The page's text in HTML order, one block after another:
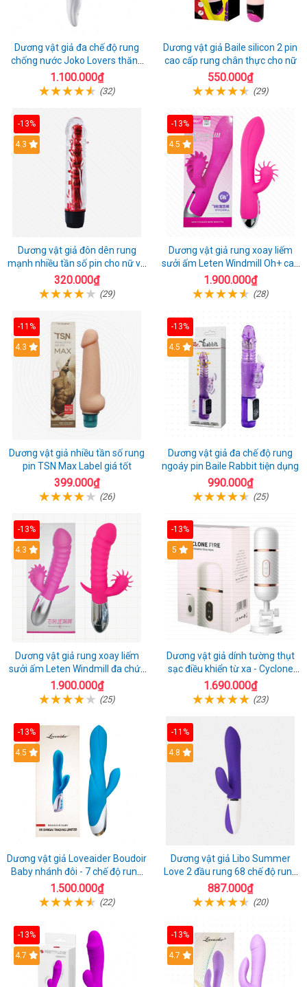
Dương vật giả đa chế độ rung
chống nước Joko Lovers thăng
hoa
1.100.000₫
(32)
Dương vật giả Baile silicon 2 pin
cao cấp rung chân thực cho nữ
550.000₫
(29)
-13%
4.3
Dương vật giả đôn dên rung
mạnh nhiều tần số pin cho nữ và
cặp đôi
320.000₫
(29)
-13%
4.5
Dương vật giả rung xoay liếm
sưởi ấm Leten Windmill Oh+ cao
cấp
1.900.000₫
(28)
-11%
4.3
Dương vật giả nhiều tần số rung
pin TSN Max Label giá tốt
399.000₫
(26)
-13%
4.5
Dương vật giả đa chế độ rung
ngoáy pin Baile Rabbit tiện dụng
990.000₫
(25)
-13%
4.3
Dương vật giả rung xoay liếm
sưởi ấm Leten Windmill đa chức
năng
1.900.000₫
(25)
-13%
5
Dương vật giả dính tường thụt
sạc điều khiển từ xa - Cyclone
Fire
1.690.000₫
(23)
-13%
4.5
Dương vật giả Loveaider Boudoir
Baby nhánh đôi - 7 chế độ rung
sạc điện
1.500.000₫
(22)
-11%
4.8
Dương vật giả Libo Summer
Love 2 đầu rung 68 chế độ rung
sạc pin thỏa mãn
887.000₫
(20)
-13%
4.7
-13%
4.7